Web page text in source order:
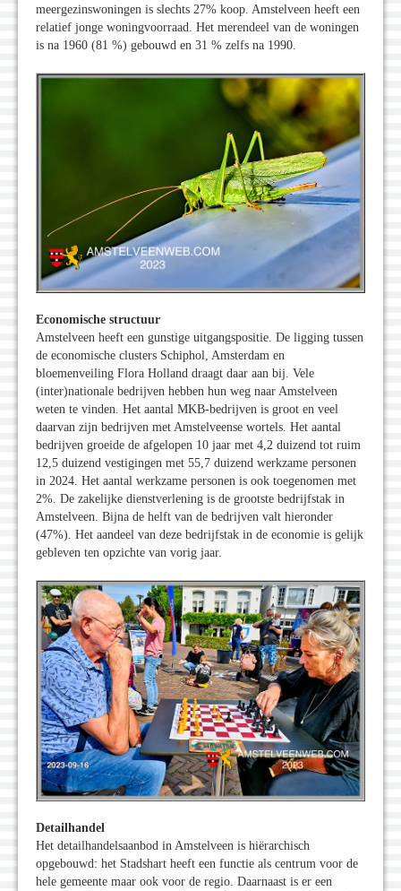
meergezinswoningen is slechts 27% koop. Amstelveen heeft een
relatief jonge woningvoorraad. Het merendeel van de woningen
is na 1960 (81 %) gebouwd en 31 % zelfs na 1990.
Economische structuur
Amstelveen heeft een gunstige uitgangspositie. De ligging tussen
de economische clusters Schiphol, Amsterdam en
bloemenveiling Flora Holland draagt daar aan bij. Vele
(inter)nationale bedrijven hebben hun weg naar Amstelveen
weten te vinden. Het aantal MKB-bedrijven is groot en veel
daarvan zijn bedrijven met Amstelveense wortels. Het aantal
bedrijven groeide de afgelopen 10 jaar met 4,2 duizend tot ruim
12,5 duizend vestigingen met 55,7 duizend werkzame personen
in 2024. Het aantal werkzame personen is ook toegenomen met
2%. De zakelijke dienstverlening is de grootste bedrijfstak in
Amstelveen. Bijna de helft van de bedrijven valt hieronder
(47%). Het aandeel van deze bedrijfstak in de economie is gelijk
gebleven ten opzichte van vorig jaar.
Detailhandel
Het detailhandelsaanbod in Amstelveen is hiërarchisch
opgebouwd: het Stadshart heeft een functie als centrum voor de
hele gemeente maar ook voor de regio. Daarnaast is er een